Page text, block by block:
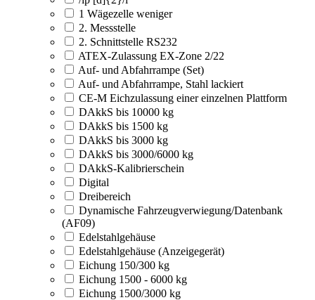
1 Wägezelle weniger
2. Messstelle
2. Schnittstelle RS232
ATEX-Zulassung EX-Zone 2/22
Auf- und Abfahrrampe (Set)
Auf- und Abfahrrampe, Stahl lackiert
CE-M Eichzulassung einer einzelnen Plattform
DAkkS bis 10000 kg
DAkkS bis 1500 kg
DAkkS bis 3000 kg
DAkkS bis 3000/6000 kg
DAkkS-Kalibrierschein
Digital
Dreibereich
Dynamische Fahrzeugverwiegung/Datenbank
(AF09)
Edelstahlgehäuse
Edelstahlgehäuse (Anzeigegerät)
Eichung 150/300 kg
Eichung 1500 - 6000 kg
Eichung 1500/3000 kg